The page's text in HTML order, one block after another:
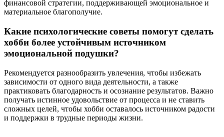
финансовой стратегии, поддерживающей эмоциональное и
материальное благополучие.
Какие психологические советы помогут сделать
хобби более устойчивым источником
эмоциональной подушки?
Рекомендуется разнообразить увлечения, чтобы избежать
зависимости от одного вида деятельности, а также
практиковать благодарность и осознание результатов. Важно
получать истинное удовольствие от процесса и не ставить
сложных целей, чтобы хобби оставалось источником радости
и поддержки в трудные периоды жизни.